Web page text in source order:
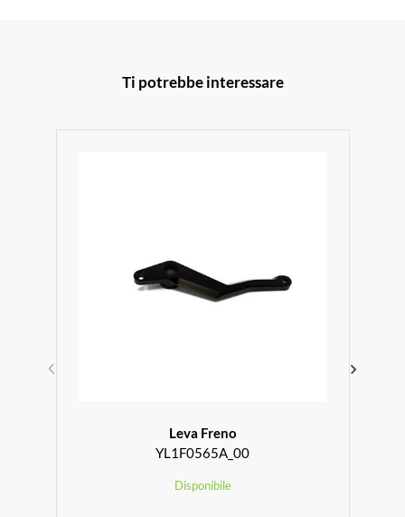
Ti potrebbe interessare
Leva Freno
YL1F0565A_00
Disponibile